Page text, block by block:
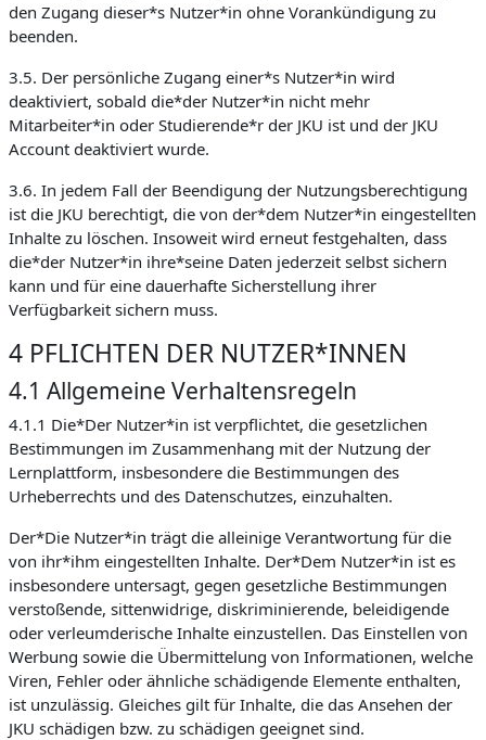
den Zugang dieser*s Nutzer*in ohne Vorankündigung zu
beenden.
3.5. Der persönliche Zugang einer*s Nutzer*in wird
deaktiviert, sobald die*der Nutzer*in nicht mehr
Mitarbeiter*in oder Studierende*r der JKU ist und der JKU
Account deaktiviert wurde.
3.6. In jedem Fall der Beendigung der Nutzungsberechtigung
ist die JKU berechtigt, die von der*dem Nutzer*in eingestellten
Inhalte zu löschen. Insoweit wird erneut festgehalten, dass
die*der Nutzer*in ihre*seine Daten jederzeit selbst sichern
kann und für eine dauerhafte Sicherstellung ihrer
Verfügbarkeit sichern muss.
4 PFLICHTEN DER NUTZER*INNEN
4.1 Allgemeine Verhaltensregeln
4.1.1 Die*Der Nutzer*in ist verpflichtet, die gesetzlichen
Bestimmungen im Zusammenhang mit der Nutzung der
Lernplattform, insbesondere die Bestimmungen des
Urheberrechts und des Datenschutzes, einzuhalten.
Der*Die Nutzer*in trägt die alleinige Verantwortung für die
von ihr*ihm eingestellten Inhalte. Der*Dem Nutzer*in ist es
insbesondere untersagt, gegen gesetzliche Bestimmungen
verstoßende, sittenwidrige, diskriminierende, beleidigende
oder verleumderische Inhalte einzustellen. Das Einstellen von
Werbung sowie die Übermittelung von Informationen, welche
Viren, Fehler oder ähnliche schädigende Elemente enthalten,
ist unzulässig. Gleiches gilt für Inhalte, die das Ansehen der
JKU schädigen bzw. zu schädigen geeignet sind.